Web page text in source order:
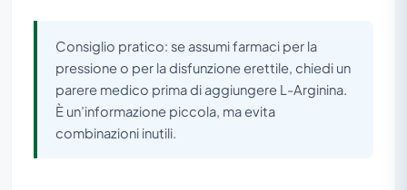
Consiglio pratico: se assumi farmaci per la
pressione o per la disfunzione erettile, chiedi un
parere medico prima di aggiungere L-Arginina.
È un’informazione piccola, ma evita
combinazioni inutili.